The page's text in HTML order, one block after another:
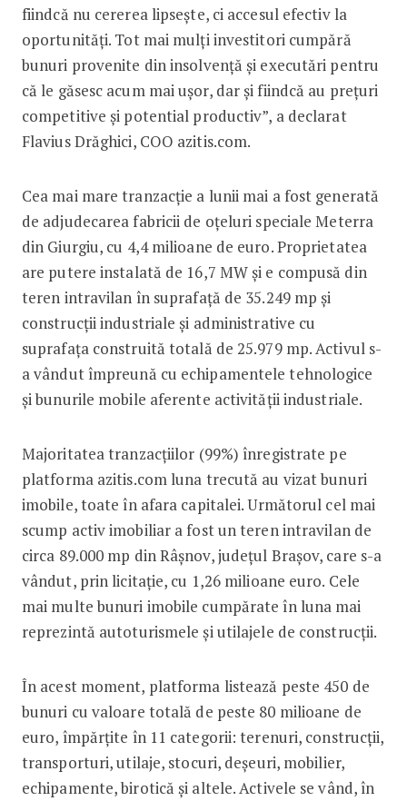
fiindcă nu cererea lipsește, ci accesul efectiv la
oportunități. Tot mai mulți investitori cumpără
bunuri provenite din insolvență și executări pentru
că le găsesc acum mai ușor, dar și fiindcă au prețuri
competitive și potential productiv”, a declarat
Flavius Drăghici, COO azitis.com.
Cea mai mare tranzacție a lunii mai a fost generată
de adjudecarea fabricii de oțeluri speciale Meterra
din Giurgiu, cu 4,4 milioane de euro. Proprietatea
are putere instalată de 16,7 MW și e compusă din
teren intravilan în suprafață de 35.249 mp și
construcții industriale și administrative cu
suprafața construită totală de 25.979 mp. Activul s-
a vândut împreună cu echipamentele tehnologice
și bunurile mobile aferente activității industriale.
Majoritatea tranzacțiilor (99%) înregistrate pe
platforma azitis.com luna trecută au vizat bunuri
imobile, toate în afara capitalei. Următorul cel mai
scump activ imobiliar a fost un teren intravilan de
circa 89.000 mp din Râșnov, județul Brașov, care s-a
vândut, prin licitație, cu 1,26 milioane euro. Cele
mai multe bunuri imobile cumpărate în luna mai
reprezintă autoturismele și utilajele de construcții.
În acest moment, platforma listează peste 450 de
bunuri cu valoare totală de peste 80 milioane de
euro, împărțite în 11 categorii: terenuri, construcții,
transporturi, utilaje, stocuri, deșeuri, mobilier,
echipamente, birotică și altele. Activele se vând, în